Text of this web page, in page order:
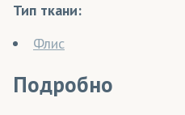
Тип ткани:
Флис
Подробно